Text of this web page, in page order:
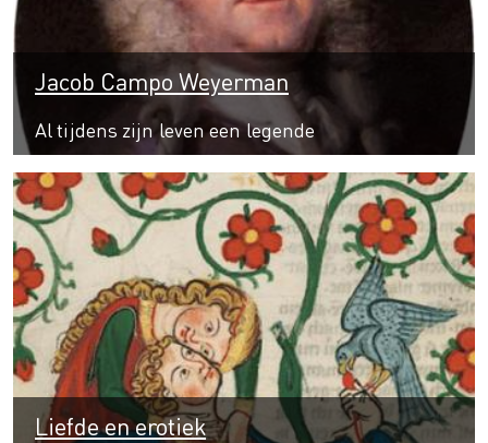
Jacob Campo Weyerman
Al tijdens zijn leven een legende
Liefde en erotiek